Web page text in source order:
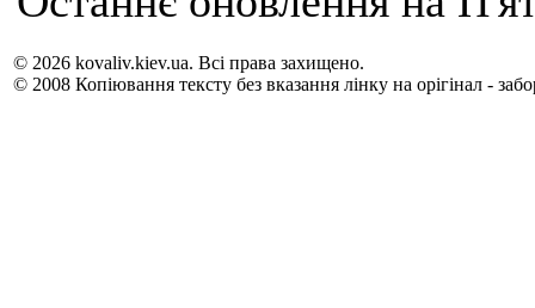
© 2026 kovaliv.kiev.ua. Всі права захищено.
© 2008 Копіювання тексту без вказання лінку на орігінал -